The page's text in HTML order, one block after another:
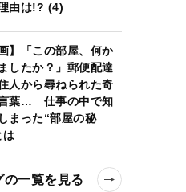
由は!? (4)
画】「この部屋、何か
したか？」郵便配達
人から尋ねられた奇
葉… 仕事の中で知
まった“部屋の秘
は
の一覧を見る